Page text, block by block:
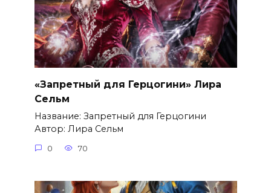
«Запретный для Герцогини» Лира
Сельм
Название: Запретный для Герцогини
Автор: Лира Сельм
0 70